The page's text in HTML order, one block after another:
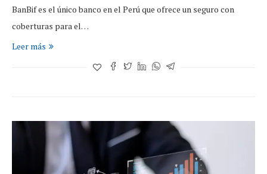
BanBif es el único banco en el Perú que ofrece un seguro con
coberturas para el…
Leer más